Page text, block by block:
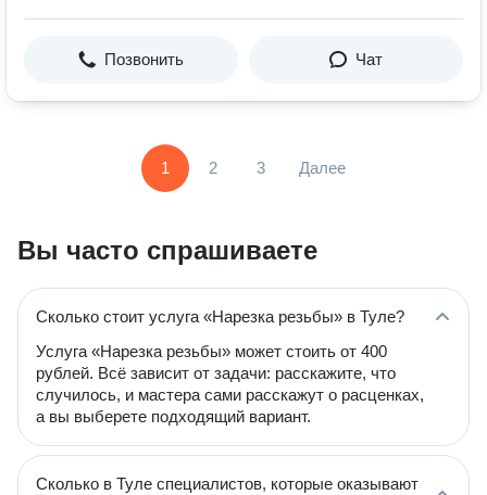
Позвонить Чат
1 2 3 Далее
Вы часто спрашиваете
Сколько стоит услуга «Нарезка резьбы» в Туле?
Услуга «Нарезка резьбы» может стоить от 400
рублей. Всё зависит от задачи: расскажите, что
случилось, и мастера сами расскажут о расценках,
а вы выберете подходящий вариант.
Сколько в Туле специалистов, которые оказывают